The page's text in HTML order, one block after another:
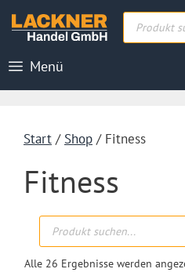
Inhalt
Products
search
Menü
Start / Shop / Fitness
Fitness
Products
search
Alle 26 Ergebnisse werden